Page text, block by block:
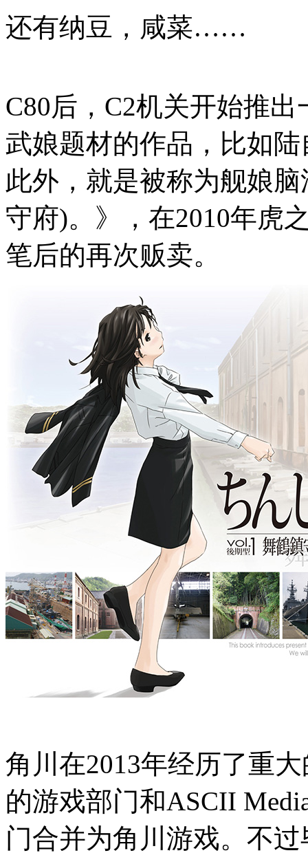
还有纳豆，咸菜……
C80后，C2机关开始推
武娘题材的作品，比如
此外，就是被称为舰娘
守府)。》，在2010年虎
笔后的再次贩卖。
角川在2013年经历了重
的游戏部门和ASCII
门合并为角川游戏。不